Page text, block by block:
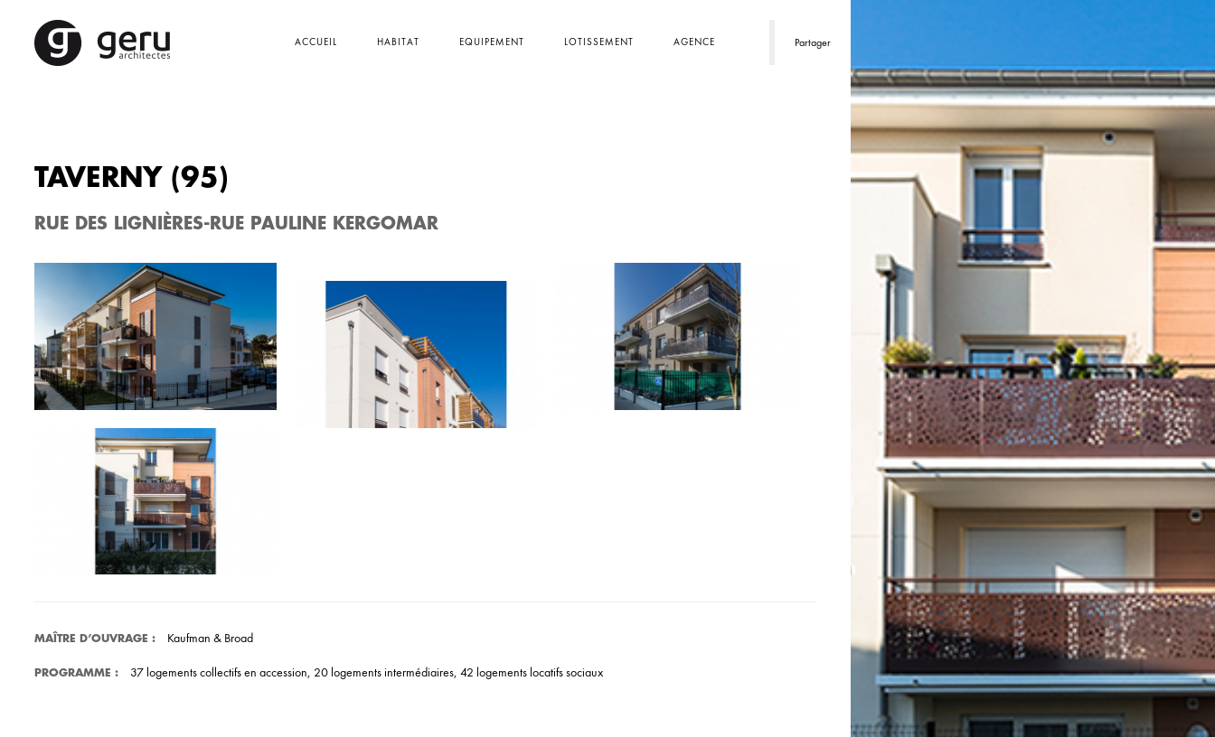
ACCUEIL HABITAT EQUIPEMENT LOTISSEMENT AGENCE Partager
TAVERNY (95)
RUE DES LIGNIÈRES-RUE PAULINE KERGOMAR
MAÎTRE D’OUVRAGE : Kaufman & Broad
PROGRAMME : 37 logements collectifs en accession, 20 logements intermédiaires, 42 logements locatifs sociaux